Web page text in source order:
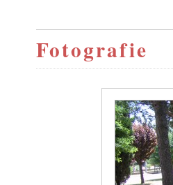
Fotografie